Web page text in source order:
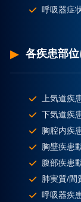
呼吸器症
各疾患部
上気道疾
下気道疾
胸腔内疾
胸壁疾患
腹部疾患
肺実質/間
呼吸器疾